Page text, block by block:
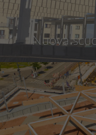
Nuova